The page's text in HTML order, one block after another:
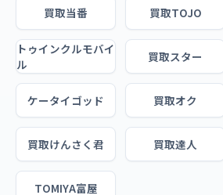
買取当番 買取TOJO
トゥインクルモバイ
ル
買取スター
ケータイゴッド 買取オク
買取けんさく君 買取達人
TOMIYA富屋